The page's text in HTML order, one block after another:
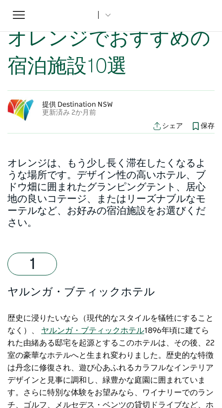
Toggle
navigation
ホーム
オレンジでおすすめの
宿泊施設10選
提供 Destination NSW
更新済み 2か月前
シェア
保存
オレンジは、もう少し長く滞在したくなるよ
うな場所です。デザイン性の高いホテル、ブ
ドウ畑に囲まれたグランピングテント、居心
地の良いコテージ、またはリーズナブルなモ
ーテルなど、お好みの宿泊施設をお選びくだ
さい。
ヤルンガ・ブティックホテル
歴史に浸りたいなら（現代的なスタイルを犠牲にすること
なく）、 ヤルンガ・ブティックホテル1896年頃に建てら
れた由緒ある邸宅を起源とするこのホテルは、その後、22
室の豪華なホテルへと生まれ変わりました。歴史的な特徴
は丹念に修復され、遊び心あふれるカラフルなインテリア
デザインと見事に調和し、緑豊かな庭園に囲まれていま
す。さらに特別な体験をお望みなら、ワイナリーでのラン
チ、ゴルフ、メルセデス・ベンツの貸切ドライブなど、ホ